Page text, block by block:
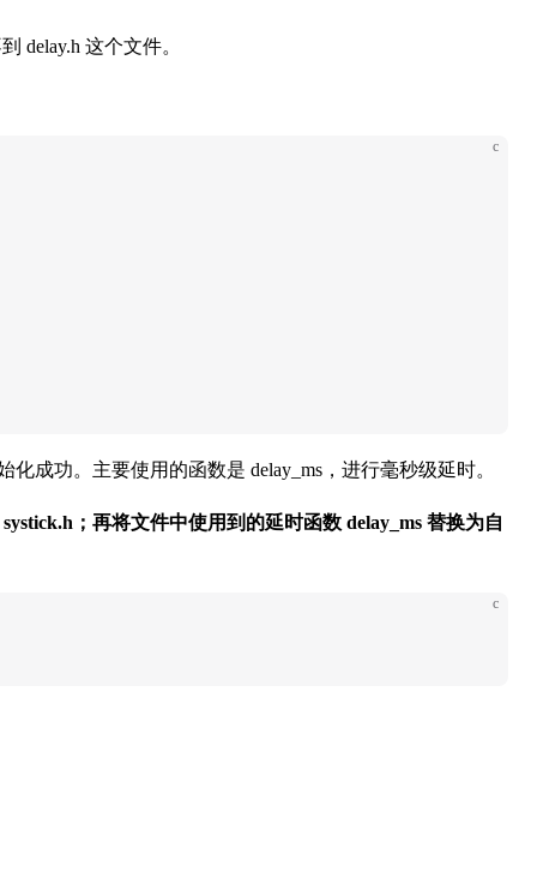
delay.h 这个文件。
c
成功。主要使用的函数是 delay_ms，进行毫秒级延时。
systick.h；再将文件中使用到的延时函数 delay_ms 替换为自
c